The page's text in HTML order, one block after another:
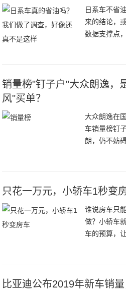
日系车不省
来的结论，
数据支撑点
推翻“日系
销量榜"钉子户"大众朗逸，
风"买单？
大众朗逸在
车销量榜钉
朗，仍不妨
在，乘坐网
只花一万元，小轿车1秒变
谁说房车只
做？小轿车
车的预算，
一款房车套
比亚迪公布2019年新车销